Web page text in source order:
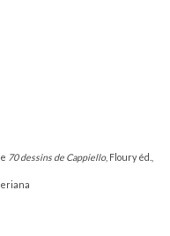
70 dessins de Cappiello, Floury éd.,